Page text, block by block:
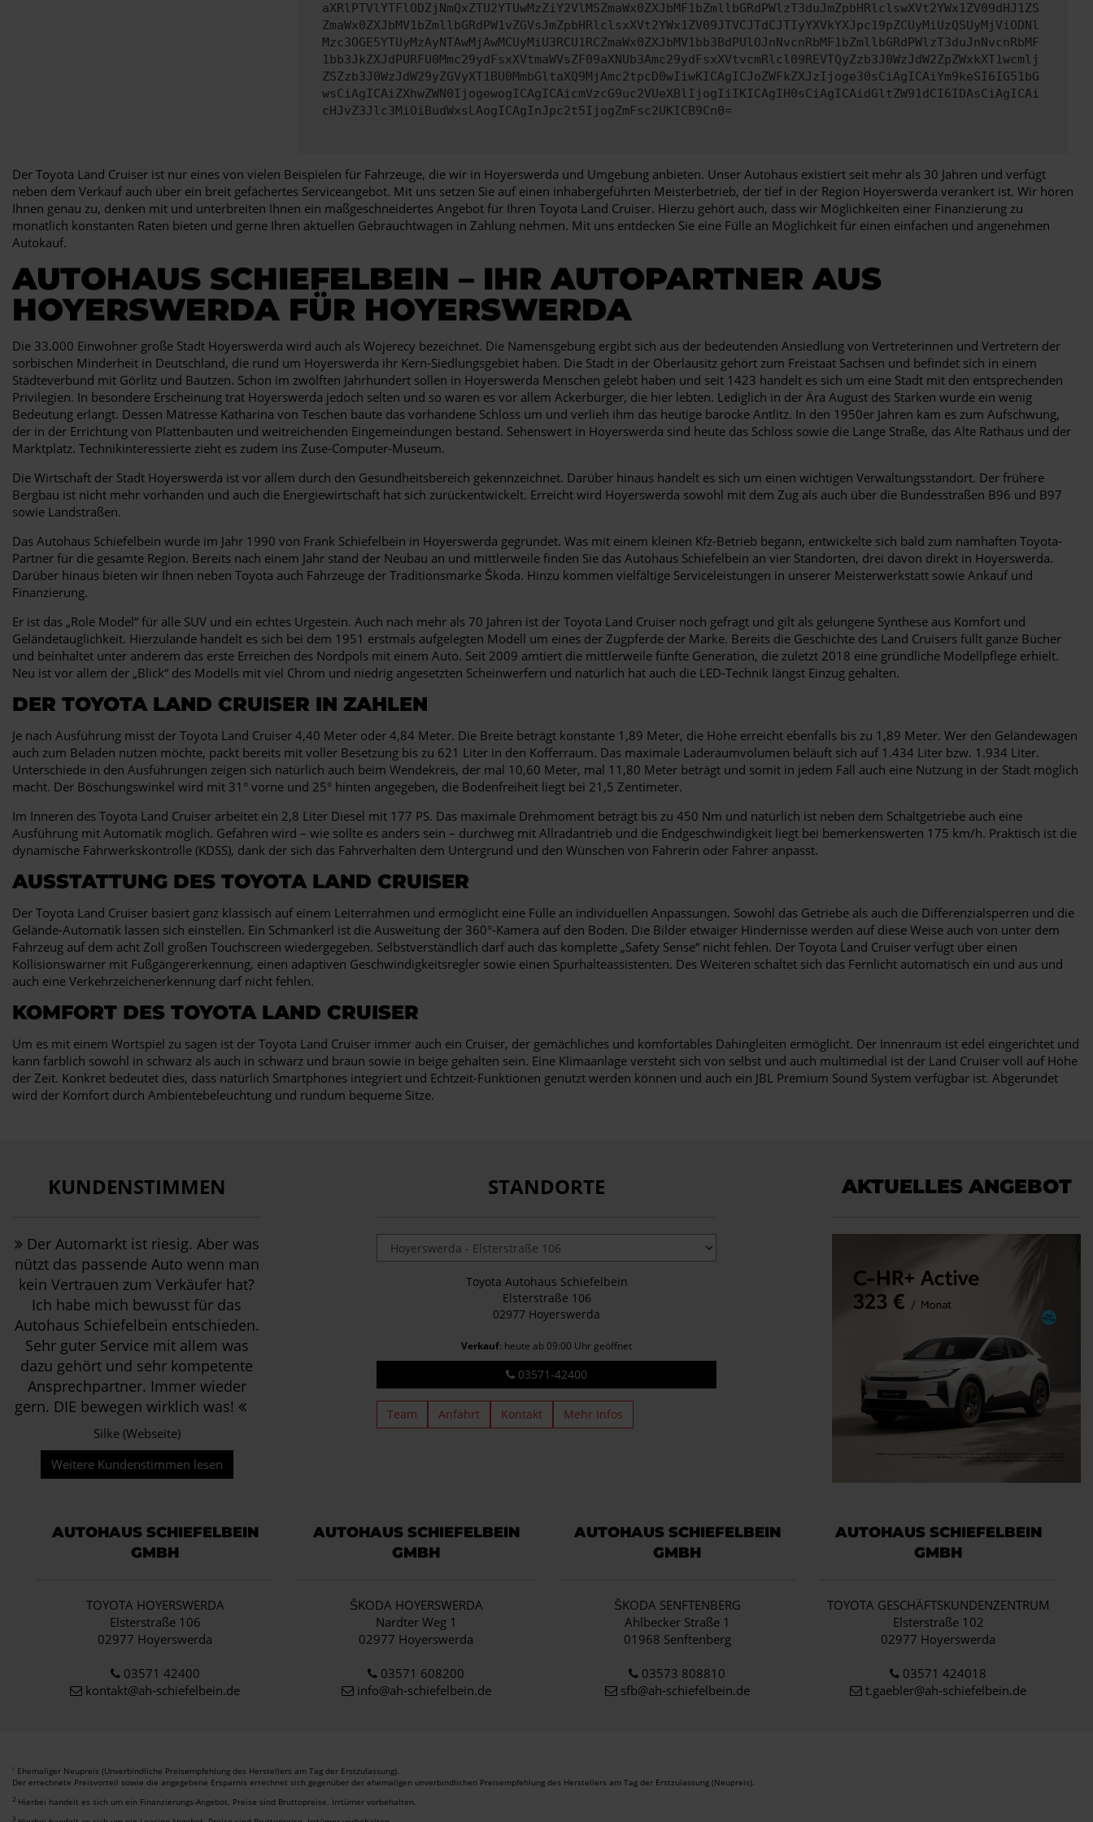
aXRlPTVlYTFlODZjNmQxZTU2YTUwMzZiY2VlMSZmaWx0ZXJbMF1bZmllbGRdPWlzT3duJmZpbHRlclswXVt2YWx1ZV09dHJ1ZS
ZmaWx0ZXJbMV1bZmllbGRdPW1vZGVsJmZpbHRlclsxXVt2YWx1ZV09JTVCJTdCJTIyYXVkYXJpc19pZCUyMiUzQSUyMjViODNl
Mzc3OGE5YTUyMzAyNTAwMjAwMCUyMiU3RCU1RCZmaWx0ZXJbMV1bb3BdPUlOJnNvcnRbMF1bZmllbGRdPWlzT3duJnNvcnRbMF
1bb3JkZXJdPURFU0Mmc29ydFsxXVtmaWVsZF09aXNUb3Amc29ydFsxXVtvcmRlcl09REVTQyZzb3J0WzJdW2ZpZWxkXT1wcmlj
ZSZzb3J0WzJdW29yZGVyXT1BU0MmbGltaXQ9MjAmc2tpcD0wIiwKICAgICJoZWFkZXJzIjoge30sCiAgICAiYm9keSI6IG51bG
wsCiAgICAiZXhwZWN0IjogewogICAgICAicmVzcG9uc2VUeXBlIjogIiIKICAgIH0sCiAgICAidGltZW91dCI6IDAsCiAgICAi
cHJvZ3Jlc3MiOiBudWxsLAogICAgInJpc2t5IjogZmFsc2UKICB9Cn0=
Der Toyota Land Cruiser ist nur eines von vielen Beispielen für Fahrzeuge, die wir in Hoyerswerda und Umgebung anbieten. Unser Autohaus existiert seit mehr als 30 Jahren und verfügt
neben dem Verkauf auch über ein breit gefächertes Serviceangebot. Mit uns setzen Sie auf einen inhabergeführten Meisterbetrieb, der tief in der Region Hoyerswerda verankert ist. Wir hören
Ihnen genau zu, denken mit und unterbreiten Ihnen ein maßgeschneidertes Angebot für Ihren Toyota Land Cruiser. Hierzu gehört auch, dass wir Möglichkeiten einer Finanzierung zu
monatlich konstanten Raten bieten und gerne Ihren aktuellen Gebrauchtwagen in Zahlung nehmen. Mit uns entdecken Sie eine Fülle an Möglichkeit für einen einfachen und angenehmen
Autokauf.
AUTOHAUS SCHIEFELBEIN – IHR AUTOPARTNER AUS
HOYERSWERDA FÜR HOYERSWERDA
Die 33.000 Einwohner große Stadt Hoyerswerda wird auch als Wojerecy bezeichnet. Die Namensgebung ergibt sich aus der bedeutenden Ansiedlung von Vertreterinnen und Vertretern der
sorbischen Minderheit in Deutschland, die rund um Hoyerswerda ihr Kern-Siedlungsgebiet haben. Die Stadt in der Oberlausitz gehört zum Freistaat Sachsen und befindet sich in einem
Städteverbund mit Görlitz und Bautzen. Schon im zwölften Jahrhundert sollen in Hoyerswerda Menschen gelebt haben und seit 1423 handelt es sich um eine Stadt mit den entsprechenden
Privilegien. In besondere Erscheinung trat Hoyerswerda jedoch selten und so waren es vor allem Ackerbürger, die hier lebten. Lediglich in der Ära August des Starken wurde ein wenig
Bedeutung erlangt. Dessen Mätresse Katharina von Teschen baute das vorhandene Schloss um und verlieh ihm das heutige barocke Antlitz. In den 1950er Jahren kam es zum Aufschwung,
der in der Errichtung von Plattenbauten und weitreichenden Eingemeindungen bestand. Sehenswert in Hoyerswerda sind heute das Schloss sowie die Lange Straße, das Alte Rathaus und der
Marktplatz. Technikinteressierte zieht es zudem ins Zuse-Computer-Museum.
Die Wirtschaft der Stadt Hoyerswerda ist vor allem durch den Gesundheitsbereich gekennzeichnet. Darüber hinaus handelt es sich um einen wichtigen Verwaltungsstandort. Der frühere
Bergbau ist nicht mehr vorhanden und auch die Energiewirtschaft hat sich zurückentwickelt. Erreicht wird Hoyerswerda sowohl mit dem Zug als auch über die Bundesstraßen B96 und B97
sowie Landstraßen.
Das Autohaus Schiefelbein wurde im Jahr 1990 von Frank Schiefelbein in Hoyerswerda gegründet. Was mit einem kleinen Kfz-Betrieb begann, entwickelte sich bald zum namhaften Toyota-
Partner für die gesamte Region. Bereits nach einem Jahr stand der Neubau an und mittlerweile finden Sie das Autohaus Schiefelbein an vier Standorten, drei davon direkt in Hoyerswerda.
Darüber hinaus bieten wir Ihnen neben Toyota auch Fahrzeuge der Traditionsmarke Škoda. Hinzu kommen vielfältige Serviceleistungen in unserer Meisterwerkstatt sowie Ankauf und
Finanzierung.
Er ist das „Role Model“ für alle SUV und ein echtes Urgestein. Auch nach mehr als 70 Jahren ist der Toyota Land Cruiser noch gefragt und gilt als gelungene Synthese aus Komfort und
Geländetauglichkeit. Hierzulande handelt es sich bei dem 1951 erstmals aufgelegten Modell um eines der Zugpferde der Marke. Bereits die Geschichte des Land Cruisers füllt ganze Bücher
und beinhaltet unter anderem das erste Erreichen des Nordpols mit einem Auto. Seit 2009 amtiert die mittlerweile fünfte Generation, die zuletzt 2018 eine gründliche Modellpflege erhielt.
Neu ist vor allem der „Blick“ des Modells mit viel Chrom und niedrig angesetzten Scheinwerfern und natürlich hat auch die LED-Technik längst Einzug gehalten.
DER TOYOTA LAND CRUISER IN ZAHLEN
Je nach Ausführung misst der Toyota Land Cruiser 4,40 Meter oder 4,84 Meter. Die Breite beträgt konstante 1,89 Meter, die Höhe erreicht ebenfalls bis zu 1,89 Meter. Wer den Geländewagen
auch zum Beladen nutzen möchte, packt bereits mit voller Besetzung bis zu 621 Liter in den Kofferraum. Das maximale Laderaumvolumen beläuft sich auf 1.434 Liter bzw. 1.934 Liter.
Unterschiede in den Ausführungen zeigen sich natürlich auch beim Wendekreis, der mal 10,60 Meter, mal 11,80 Meter beträgt und somit in jedem Fall auch eine Nutzung in der Stadt möglich
macht. Der Böschungswinkel wird mit 31° vorne und 25° hinten angegeben, die Bodenfreiheit liegt bei 21,5 Zentimeter.
Im Inneren des Toyota Land Cruiser arbeitet ein 2,8 Liter Diesel mit 177 PS. Das maximale Drehmoment beträgt bis zu 450 Nm und natürlich ist neben dem Schaltgetriebe auch eine
Ausführung mit Automatik möglich. Gefahren wird – wie sollte es anders sein – durchweg mit Allradantrieb und die Endgeschwindigkeit liegt bei bemerkenswerten 175 km/h. Praktisch ist die
dynamische Fahrwerkskontrolle (KDSS), dank der sich das Fahrverhalten dem Untergrund und den Wünschen von Fahrerin oder Fahrer anpasst.
AUSSTATTUNG DES TOYOTA LAND CRUISER
Der Toyota Land Cruiser basiert ganz klassisch auf einem Leiterrahmen und ermöglicht eine Fülle an individuellen Anpassungen. Sowohl das Getriebe als auch die Differenzialsperren und die
Gelände-Automatik lassen sich einstellen. Ein Schmankerl ist die Ausweitung der 360°-Kamera auf den Boden. Die Bilder etwaiger Hindernisse werden auf diese Weise auch von unter dem
Fahrzeug auf dem acht Zoll großen Touchscreen wiedergegeben. Selbstverständlich darf auch das komplette „Safety Sense“ nicht fehlen. Der Toyota Land Cruiser verfügt über einen
Kollisionswarner mit Fußgängererkennung, einen adaptiven Geschwindigkeitsregler sowie einen Spurhalteassistenten. Des Weiteren schaltet sich das Fernlicht automatisch ein und aus und
auch eine Verkehrzeichenerkennung darf nicht fehlen.
KOMFORT DES TOYOTA LAND CRUISER
Um es mit einem Wortspiel zu sagen ist der Toyota Land Cruiser immer auch ein Cruiser, der gemächliches und komfortables Dahingleiten ermöglicht. Der Innenraum ist edel eingerichtet und
kann farblich sowohl in schwarz als auch in schwarz und braun sowie in beige gehalten sein. Eine Klimaanlage versteht sich von selbst und auch multimedial ist der Land Cruiser voll auf Höhe
der Zeit. Konkret bedeutet dies, dass natürlich Smartphones integriert und Echtzeit-Funktionen genutzt werden können und auch ein JBL Premium Sound System verfügbar ist. Abgerundet
wird der Komfort durch Ambientebeleuchtung und rundum bequeme Sitze.
KUNDENSTIMMEN
Der Automarkt ist riesig. Aber was
nützt das passende Auto wenn man
kein Vertrauen zum Verkäufer hat?
Ich habe mich bewusst für das
Autohaus Schiefelbein entschieden.
Sehr guter Service mit allem was
dazu gehört und sehr kompetente
Ansprechpartner. Immer wieder
gern. DIE bewegen wirklich was!
Silke (Webseite)
Weitere Kundenstimmen lesen
STANDORTE
Toyota Autohaus Schiefelbein
Elsterstraße 106
02977 Hoyerswerda
Verkauf: heute ab 09:00 Uhr geöffnet
03571-42400
Team Anfahrt Kontakt Mehr Infos
AKTUELLES ANGEBOT
AUTOHAUS SCHIEFELBEIN
GMBH
TOYOTA HOYERSWERDA
Elsterstraße 106
02977 Hoyerswerda
03571 42400
kontakt@ah-schiefelbein.de
AUTOHAUS SCHIEFELBEIN
GMBH
ŠKODA HOYERSWERDA
Nardter Weg 1
02977 Hoyerswerda
03571 608200
info@ah-schiefelbein.de
AUTOHAUS SCHIEFELBEIN
GMBH
ŠKODA SENFTENBERG
Ahlbecker Straße 1
01968 Senftenberg
03573 808810
sfb@ah-schiefelbein.de
AUTOHAUS SCHIEFELBEIN
GMBH
TOYOTA GESCHÄFTSKUNDENZENTRUM
Elsterstraße 102
02977 Hoyerswerda
03571 424018
t.gaebler@ah-schiefelbein.de
1 Ehemaliger Neupreis (Unverbindliche Preisempfehlung des Herstellers am Tag der Erstzulassung).
Der errechnete Preisvorteil sowie die angegebene Ersparnis errechnet sich gegenüber der ehemaligen unverbindlichen Preisempfehlung des Herstellers am Tag der Erstzulassung (Neupreis).
2 Hierbei handelt es sich um ein Finanzierungs-Angebot. Preise sind Bruttopreise. Irrtümer vorbehalten.
3